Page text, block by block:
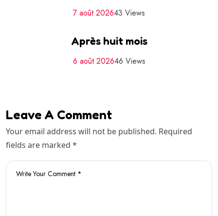
7 août 202643 Views
Après huit mois
6 août 202646 Views
Leave A Comment
Your email address will not be published. Required
fields are marked *